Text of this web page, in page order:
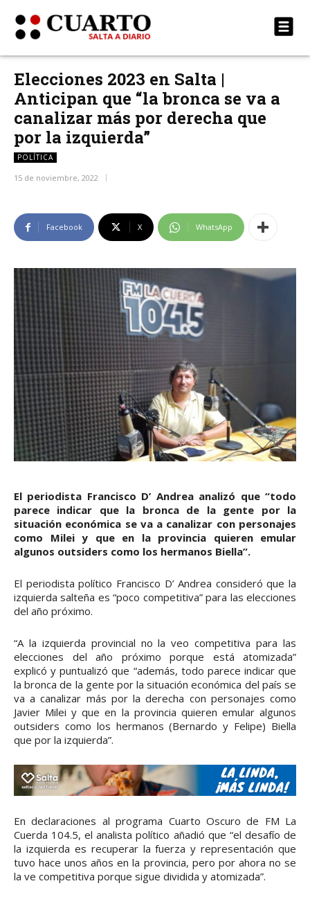
Elecciones 2023 en Salta |
Anticipan que “la bronca se va a
canalizar más por derecha que
por la izquierda”
POLÍTICA
15 de noviembre, 2022
Facebook X WhatsApp
El periodista Francisco D’ Andrea analizó que “todo
parece indicar que la bronca de la gente por la
situación económica se va a canalizar con personajes
como Milei y que en la provincia quieren emular
algunos outsiders como los hermanos Biella”.
El periodista político Francisco D’ Andrea consideró que la
izquierda salteña es “poco competitiva” para las elecciones
del año próximo.
“A la izquierda provincial no la veo competitiva para las
elecciones del año próximo porque está atomizada”
explicó y puntualizó que “además, todo parece indicar que
la bronca de la gente por la situación económica del país se
va a canalizar más por la derecha con personajes como
Javier Milei y que en la provincia quieren emular algunos
outsiders como los hermanos (Bernardo y Felipe) Biella
que por la izquierda”.
En declaraciones al programa Cuarto Oscuro de FM La
Cuerda 104.5, el analista político añadió que “el desafío de
la izquierda es recuperar la fuerza y representación que
tuvo hace unos años en la provincia, pero por ahora no se
la ve competitiva porque sigue dividida y atomizada”.